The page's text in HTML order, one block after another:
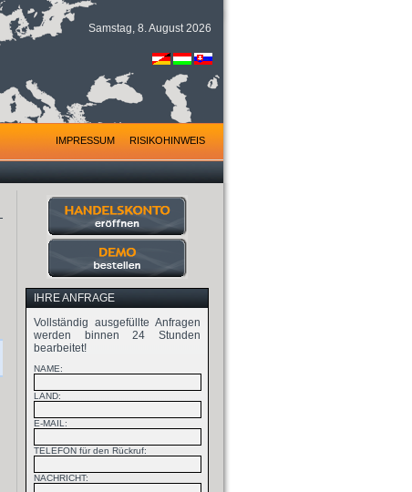
Samstag, 8. August 2026
IMPRESSUM RISIKOHINWEIS
IHRE ANFRAGE
Vollständig ausgefüllte Anfragen
werden binnen 24 Stunden
bearbeitet!
NAME:
LAND:
E-MAIL:
TELEFON für den Rückruf:
NACHRICHT: